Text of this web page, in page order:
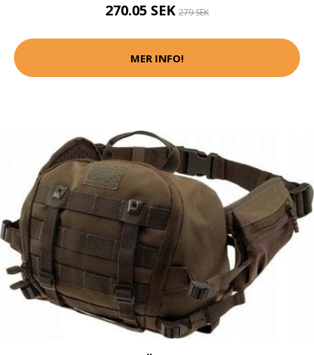
270.05 SEK 279 SEK
MER INFO!